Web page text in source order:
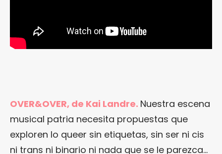
OVER&OVER, de Kai Landre. Nuestra escena
musical patria necesita propuestas que
exploren lo queer sin etiquetas, sin ser ni cis
ni trans ni binario ni nada que se le parezca…